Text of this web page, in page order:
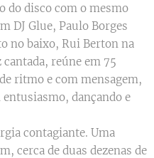
do disco com o mesmo
DJ Glue, Paulo Borges
no baixo, Rui Berton na
reúne em 75
ritmo e com mensagem,
dançando e
contagiante. Uma
cerca de duas dezenas de